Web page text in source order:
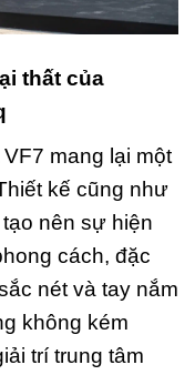
thất của
mang lại một
kế cũng như
nên sự hiện
cách, đặc
nét và tay nắm
không kém
trí trung tâm